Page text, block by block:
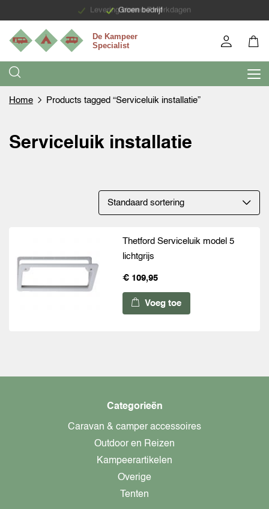
Groen bedrijf
Levering binnen 7 werkdagen
Home Products tagged “Serviceluik installatie”
Serviceluik installatie
Thetford Serviceluik model 5
lichtgrijs
€ 109,95
Voeg toe
Categorieën
Caravan & camper accessoires
Outdoor en Reizen
Kampeerartikelen
Overige
Tenten